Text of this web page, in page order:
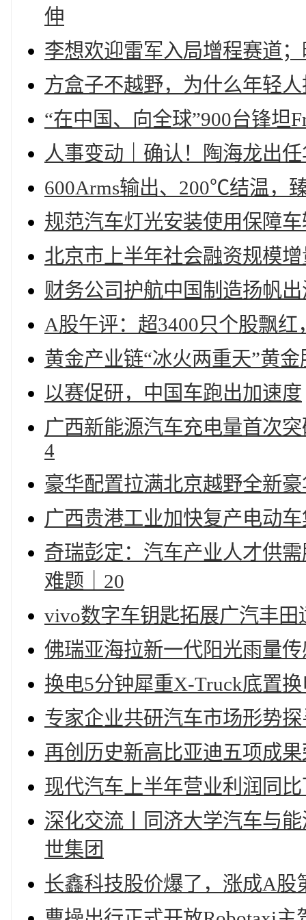
伸
李想欢迎雷军入局增程赛道
方盒子不越野，为什么年轻
“在中国、向全球”900台锋坦
人事变动｜确认！陶海龙出
600Arms输出、200℃结温，
规范汽车灯光安装使用保障
北京市上半年社会融资规模
财务公司护航中国制造扬帆
A股午评：超3400只个股飘
黄金产业链“冰火两重天”黄
以赛促研，中国车跑出加速度
广西新能源汽车充电量首次
4
豪华配置拉满北京越野全新
广西贵港工业加快复产电动
奇瑞彭定：汽车产业人才供
难题｜20
vivo数字车钥匙拓展广汽丰
佛瑞亚海拉新一代阳光雨量
换电5分钟犀重X-Truck底置
专家企业共研汽车市场形势
再创历史新高比亚迪五项成
现代汽车上半年营业利润同比
深化交流丨同济大学汽车与
世集团
长鑫科技股价爆了，涨成A股